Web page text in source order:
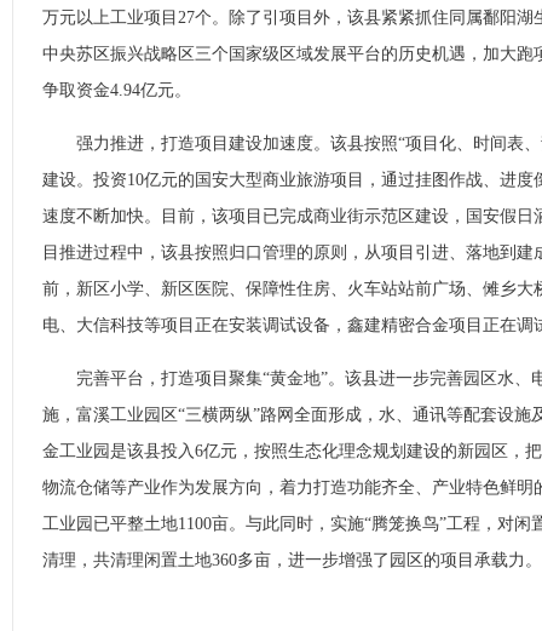
万元以上工业项目27个。除了引项目外，该县紧紧抓住同属鄱阳
中央苏区振兴战略区三个国家级区域发展平台的历史机遇，加大跑
争取资金4.94亿元。
强力推进，打造项目建设加速度。该县按照“项目化、时间表、
建设。投资10亿元的国安大型商业旅游项目，通过挂图作战、进
速度不断加快。目前，该项目已完成商业街示范区建设，国安假日
目推进过程中，该县按照归口管理的原则，从项目引进、落地到
前，新区小学、新区医院、保障性住房、火车站站前广场、傩乡大
电、大信科技等项目正在安装调试设备，鑫建精密合金项目正在调
完善平台，打造项目聚集“黄金地”。该县进一步完善园区水、
施，富溪工业园区“三横两纵”路网全面形成，水、通讯等配套设施
金工业园是该县投入6亿元，按照生态化理念规划建设的新园区，
物流仓储等产业作为发展方向，着力打造功能齐全、产业特色鲜明
工业园已平整土地1100亩。与此同时，实施“腾笼换鸟”工程，对
清理，共清理闲置土地360多亩，进一步增强了园区的项目承载力